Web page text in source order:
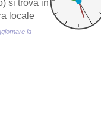
si trova in
locale
la